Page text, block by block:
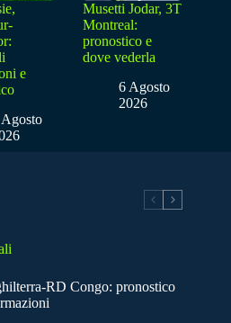
e
Agosto
Musetti Jodar, 3T
Montreal:
pronostico e
dove vederla
6 Agosto
2026
RD Congo: pronostico